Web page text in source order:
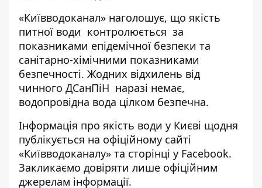
«Київводоканал» наголошує, що якість
питної води контролюється за
показниками епідемічної безпеки та
санітарно-хімічними показниками
безпечності. Жодних відхилень від
чинного ДСанПіН наразі немає,
водопровідна вода цілком безпечна.
Інформація про якість води у Києві щодня
публікується на офіційному сайті
«Київводоканалу» та сторінці у Facebook.
Закликаємо довіряти лише офіційним
джерелам інформації.